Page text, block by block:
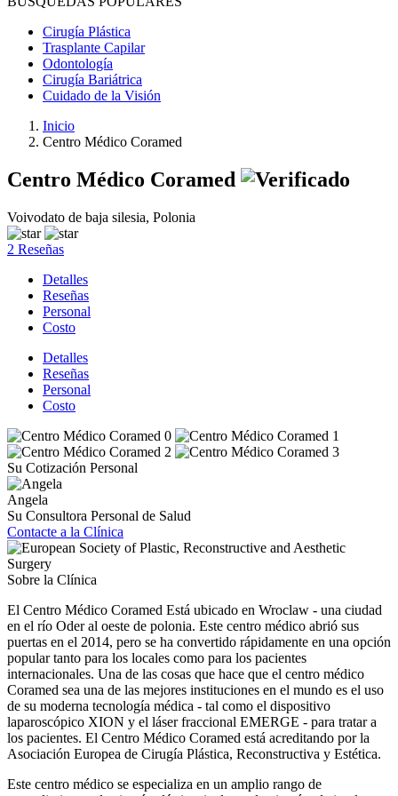
Cirugía Plástica
Trasplante Capilar
Odontología
Cirugía Bariátrica
Cuidado de la Visión
Inicio
Centro Médico Coramed
Centro Médico Coramed
Voivodato de baja silesia, Polonia
2 Reseñas
Detalles
Reseñas
Personal
Costo
Detalles
Reseñas
Personal
Costo
Su Cotización Personal
Angela
Su Consultora Personal de Salud
Contacte a la Clínica
Sobre la Clínica
El Centro Médico Coramed Está ubicado en Wroclaw - una ciudad
en el río Oder al oeste de polonia. Este centro médico abrió sus
puertas en el 2014, pero se ha convertido rápidamente en una opción
popular tanto para los locales como para los pacientes
internacionales. Una de las cosas que hace que el centro médico
Coramed sea una de las mejores instituciones en el mundo es el uso
de su moderna tecnología médica - tal como el dispositivo
laparoscópico XION y el láser fraccional EMERGE - para tratar a
los pacientes. El Centro Médico Coramed está acreditando por la
Asociación Europea de Cirugía Plástica, Reconstructiva y Estética.
Este centro médico se especializa en un amplio rango de